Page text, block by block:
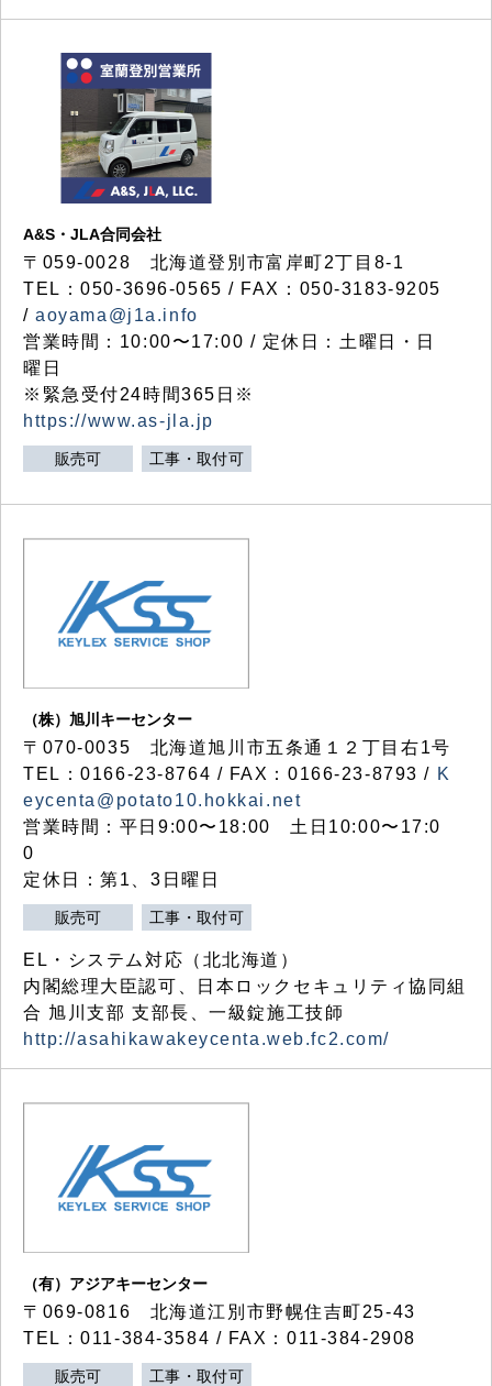
A&S・JLA合同会社
〒 059-0028 北海道登別市富岸町2丁目 8-1
TEL：050-3696-0565 / FAX：050-3183-9205
/aoyama@j1a.info
営業時間：10:00〜17:00 / 定休日：土曜日・日
曜日
※緊急受付24時間365日※
https://www.as-jla.jp
販売可 工事・取付可
（株）旭川キーセンター
〒070-0035 北海道旭川市五条通１２丁目右1号
TEL：0166-23-8764 / FAX：0166-23-8793 / K
eycenta@potato10.hokkai.net
営業時間：平日9:00〜18:00 土日10:00〜17:0
0
定休日：第1、3日曜日
販売可 工事・取付可
EL・システム対応（北北海道）
内閣総理大臣認可、日本ロックセキュリティ協同組
合 旭川支部 支部長、一級錠施工技師
http://asahikawakeycenta.web.fc2.com/
（有）アジアキーセンター
〒069-0816 北海道江別市野幌住吉町25-43
TEL：011-384-3584 / FAX：011-384-2908
販売可 工事・取付可